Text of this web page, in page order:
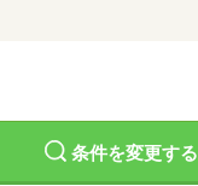
条件を変更する